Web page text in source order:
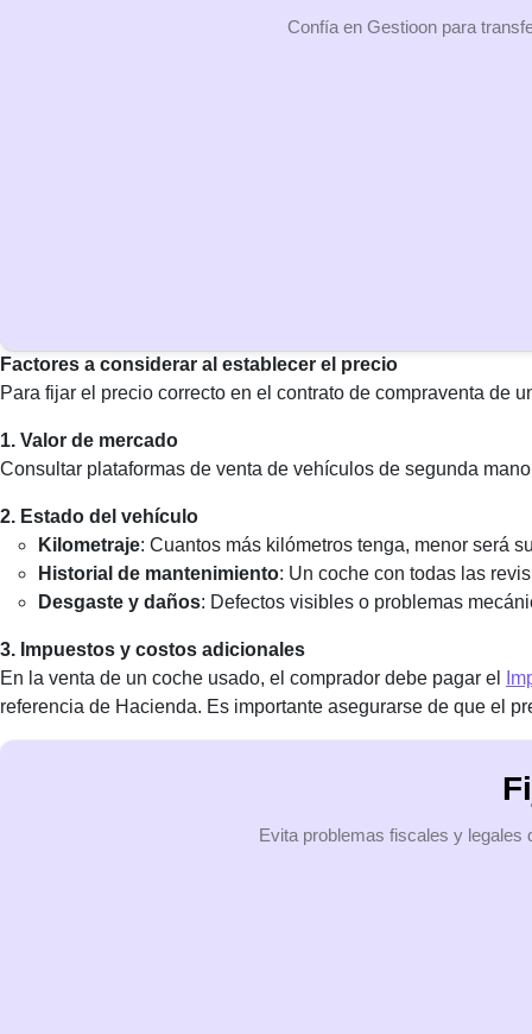
Confía en Gestioon para
Factores a considerar al establecer el precio
Para fijar el precio correcto en el contrato de compraventa de
1. Valor de mercado
Consultar plataformas de venta de vehículos de segunda
2. Estado del vehículo
Kilometraje: Cuantos más kilómetros tenga, menor será
Historial de mantenimiento: Un coche con todas las
Desgaste y daños: Defectos visibles o problemas
3. Impuestos y costos adicionales
En la venta de un coche usado, el comprador debe pagar el
referencia de Hacienda. Es importante asegurarse de que el
Evita problemas fiscales y legales